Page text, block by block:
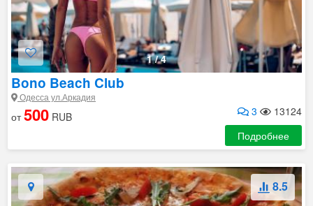
1/4
Bono Beach Club
Одесса ул.Аркадия
3 13124
от500 RUB
Подробнее
8.5